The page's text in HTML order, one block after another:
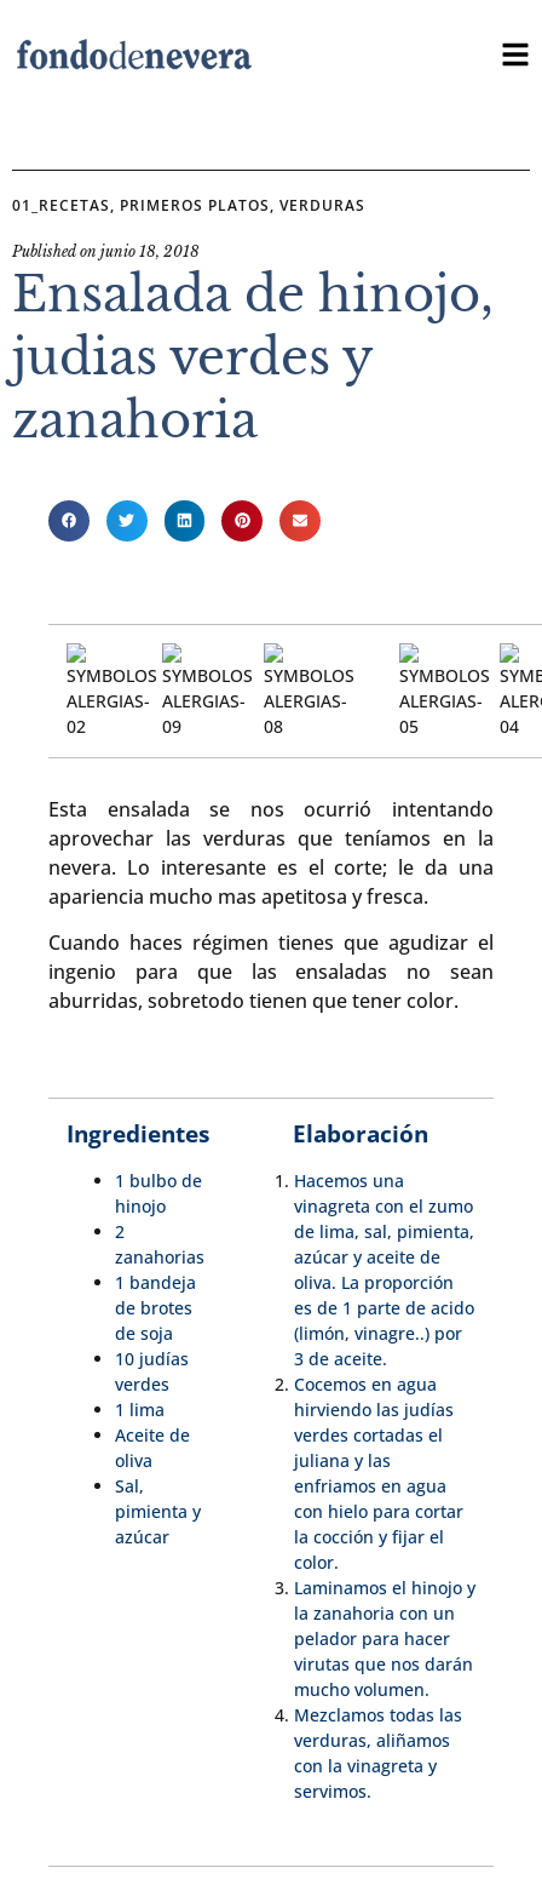
01_RECETAS, PRIMEROS PLATOS, VERDURAS
Published on junio 18, 2018
Ensalada de hinojo,
judias verdes y
zanahoria
Esta ensalada se nos ocurrió intentando
aprovechar las verduras que teníamos en la
nevera. Lo interesante es el corte; le da una
apariencia mucho mas apetitosa y fresca.
Cuando haces régimen tienes que agudizar el
ingenio para que las ensaladas no sean
aburridas, sobretodo tienen que tener color.
Ingredientes
1 bulbo de
hinojo
2
zanahorias
1 bandeja
de brotes
de soja
10 judías
verdes
1 lima
Aceite de
oliva
Sal,
pimienta y
azúcar
Elaboración
Hacemos una
vinagreta con el zumo
de lima, sal, pimienta,
azúcar y aceite de
oliva. La proporción
es de 1 parte de acido
(limón, vinagre..) por
3 de aceite.
Cocemos en agua
hirviendo las judías
verdes cortadas el
juliana y las
enfriamos en agua
con hielo para cortar
la cocción y fijar el
color.
Laminamos el hinojo y
la zanahoria con un
pelador para hacer
virutas que nos darán
mucho volumen.
Mezclamos todas las
verduras, aliñamos
con la vinagreta y
servimos.